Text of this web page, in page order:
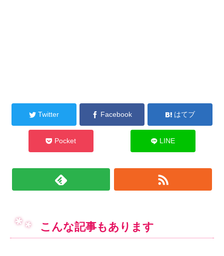
Twitter Facebook はてブ
Pocket LINE
こんな記事もあります